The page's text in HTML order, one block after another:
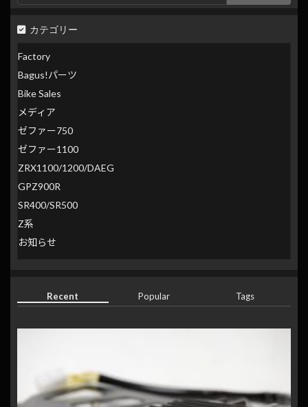
カテゴリー
Factory
Bagus!パーツ
Bike Sales
メディア
ゼファー750
ゼファー1100
ZRX1100/1200/DAEG
GPZ900R
SR400/SR500
Z系
お知らせ
Recent Popular Tags